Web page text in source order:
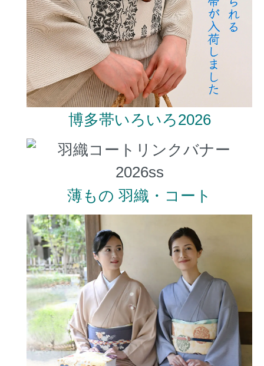
博多帯いろいろ2026
薄もの 羽織・コート